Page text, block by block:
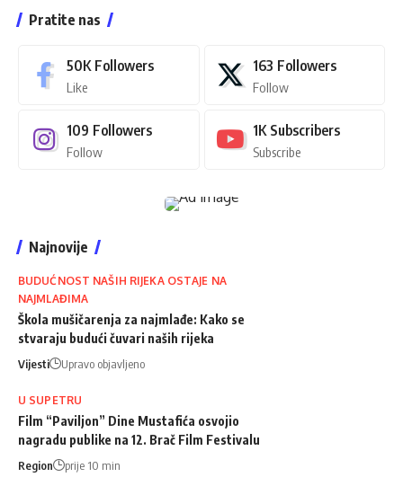
Pratite nas
50K Followers
Like
163 Followers
Follow
109 Followers
Follow
1K Subscribers
Subscribe
Najnovije
BUDUĆNOST NAŠIH RIJEKA OSTAJE NA
NAJMLAĐIMA
Škola mušičarenja za najmlađe: Kako se
stvaraju budući čuvari naših rijeka
Vijesti Upravo objavljeno
U SUPETRU
Film “Paviljon” Dine Mustafića osvojio
nagradu publike na 12. Brač Film Festivalu
Region prije 10 min